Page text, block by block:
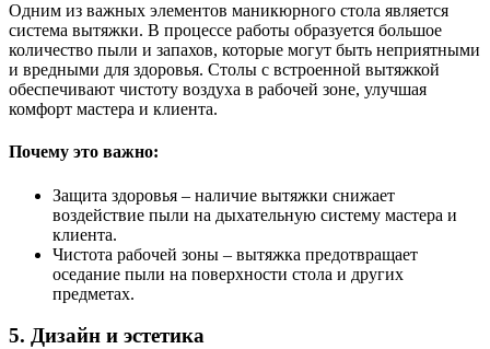
Одним из важных элементов маникюрного стола является
система вытяжки. В процессе работы образуется большое
количество пыли и запахов, которые могут быть неприятными
и вредными для здоровья. Столы с встроенной вытяжкой
обеспечивают чистоту воздуха в рабочей зоне, улучшая
комфорт мастера и клиента.
Почему это важно:
Защита здоровья – наличие вытяжки снижает
воздействие пыли на дыхательную систему мастера и
клиента.
Чистота рабочей зоны – вытяжка предотвращает
оседание пыли на поверхности стола и других
предметах.
5. Дизайн и эстетика